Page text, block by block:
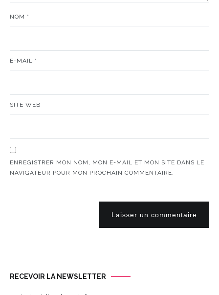
NOM *
E-MAIL *
SITE WEB
ENREGISTRER MON NOM, MON E-MAIL ET MON SITE DANS LE
NAVIGATEUR POUR MON PROCHAIN COMMENTAIRE.
Laisser un commentaire
RECEVOIR LA NEWSLETTER